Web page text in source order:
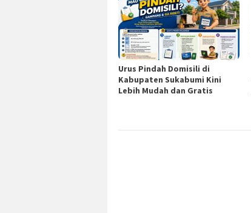
Urus Pindah Domisili di
Kabupaten Sukabumi Kini
Lebih Mudah dan Gratis